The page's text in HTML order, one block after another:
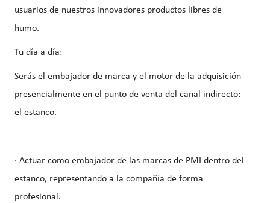
usuarios de nuestros innovadores productos libres de
humo.
Tu día a día:
Serás el embajador de marca y el motor de la adquisición
presencialmente en el punto de venta del canal indirecto:
el estanco.
· Actuar como embajador de las marcas de PMI dentro del
estanco, representando a la compañía de forma
profesional.